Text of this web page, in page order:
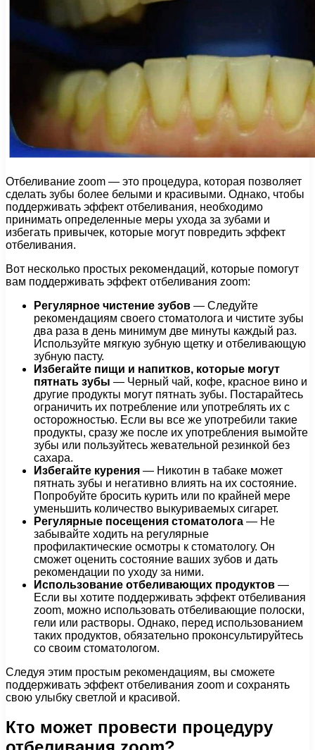
Отбеливание zoom — это процедура, которая позволяет
сделать зубы более белыми и красивыми. Однако, чтобы
поддерживать эффект отбеливания, необходимо
принимать определенные меры ухода за зубами и
избегать привычек, которые могут повредить эффект
отбеливания.
Вот несколько простых рекомендаций, которые помогут
вам поддерживать эффект отбеливания zoom:
Регулярное чистение зубов — Следуйте
рекомендациям своего стоматолога и чистите зубы
два раза в день минимум две минуты каждый раз.
Используйте мягкую зубную щетку и отбеливающую
зубную пасту.
Избегайте пищи и напитков, которые могут
пятнать зубы — Черный чай, кофе, красное вино и
другие продукты могут пятнать зубы. Постарайтесь
ограничить их потребление или употреблять их с
осторожностью. Если вы все же употребили такие
продукты, сразу же после их употребления вымойте
зубы или пользуйтесь жевательной резинкой без
сахара.
Избегайте курения — Никотин в табаке может
пятнать зубы и негативно влиять на их состояние.
Попробуйте бросить курить или по крайней мере
уменьшить количество выкуриваемых сигарет.
Регулярные посещения стоматолога — Не
забывайте ходить на регулярные
профилактические осмотры к стоматологу. Он
сможет оценить состояние ваших зубов и дать
рекомендации по уходу за ними.
Использование отбеливающих продуктов —
Если вы хотите поддерживать эффект отбеливания
zoom, можно использовать отбеливающие полоски,
гели или растворы. Однако, перед использованием
таких продуктов, обязательно проконсультируйтесь
со своим стоматологом.
Следуя этим простым рекомендациям, вы сможете
поддерживать эффект отбеливания zoom и сохранять
свою улыбку светлой и красивой.
Кто может провести процедуру